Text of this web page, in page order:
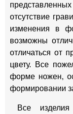
отсутствие
изменения в
возможны
отличаться от
цвету. Все
форме ножен,
формировании
Все